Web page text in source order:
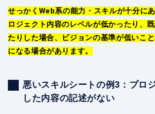
せっかくWeb系の能力・スキルが十分に
ロジェクト内容のレベルが低かったり、
たりした場合、ビジョンの基準が低いこ
になる場合があります。
悪いスキルシートの例3：プロ
した内容の記述がない